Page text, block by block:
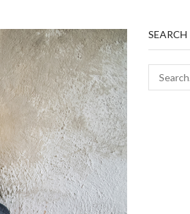
SEARCH